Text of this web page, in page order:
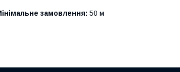
замовлення: 50 м